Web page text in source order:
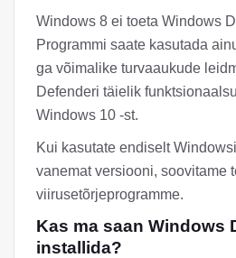
Windows 8 ei toeta Windows
Programmi saate kasutada
ga võimalike turvaaukude
Defenderi täielik
Windows 10 -st.
Kui kasutate endiselt
vanemat versiooni, soovitame
viirusetõrjeprogramme.
Kas ma saan Windows
installida?